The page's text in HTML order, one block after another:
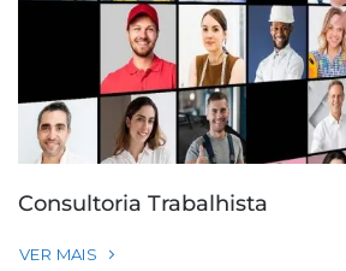
Consultoria Trabalhista
VER MAIS